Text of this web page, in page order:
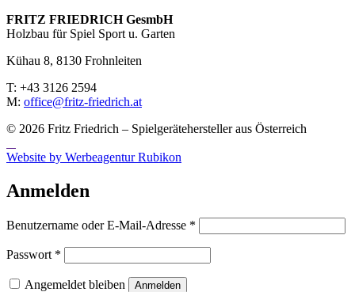
FRITZ FRIED­RICH GesmbH
Holzbau für Spiel Sport u. Garten
Kühau 8, 8130 Frohn­leiten
T: +43 3126 2594
M: office@fritz-fried­rich.at
© 2026 Fritz Friedrich – Spielgerätehersteller aus Österreich
Website by Werbeagentur Rubikon
Anmelden
Benutzername oder E-Mail-Adresse *
Passwort *
Angemeldet bleiben Anmelden